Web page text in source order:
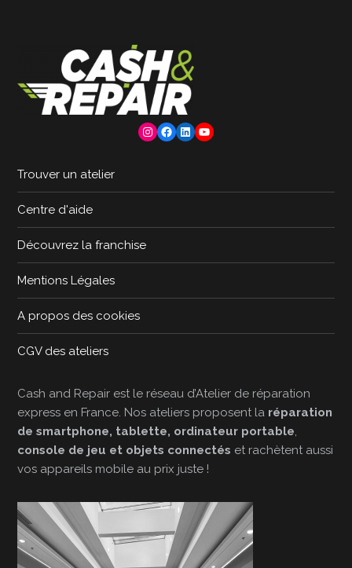
Instagram
Facebook
LinkedInYouTube
Trouver un atelier
Centre d'aide
Découvrez la franchise
Mentions Légales
A propos des cookies
CGV des ateliers
Cash and Repair est le réseau d’Atelier de réparation
express en France. Nos ateliers proposent la réparation
de smartphone, tablette, ordinateur portable
console de jeu et objets connectés et rachètent aussi
vos appareils mobile au prix juste !